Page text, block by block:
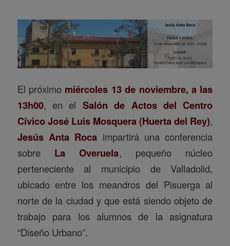
El próximo miércoles 13 de noviembre, a las
13h00, en el Salón de Actos del Centro
Cívico José Luis Mosquera (Huerta del Rey),
Jesús Anta Roca impartirá una conferencia
sobre La Overuela, pequeño núcleo
perteneciente al municipio de Valladolid,
ubicado entre los meandros del Pisuerga al
norte de la ciudad y que está siendo objeto de
trabajo para los alumnos de la asignatura
“Diseño Urbano”.